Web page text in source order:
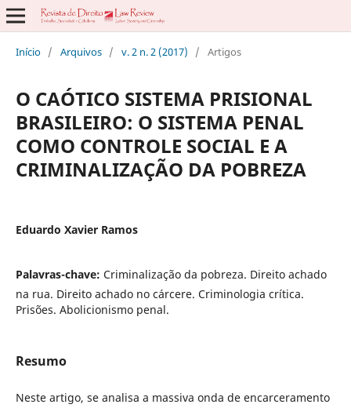
Início / Arquivos / v. 2 n. 2 (2017) / Artigos
O CAÓTICO SISTEMA PRISIONAL
BRASILEIRO: O SISTEMA PENAL
COMO CONTROLE SOCIAL E A
CRIMINALIZAÇÃO DA POBREZA
Eduardo Xavier Ramos
Palavras-chave: Criminalização da pobreza. Direito achado
na rua. Direito achado no cárcere. Criminologia crítica.
Prisões. Abolicionismo penal.
Resumo
Neste artigo, se analisa a massiva onda de encarceramento